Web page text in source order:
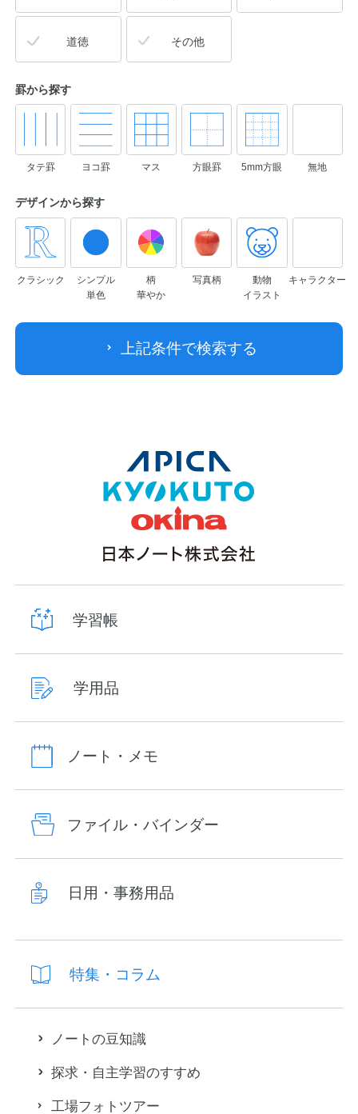
道徳 その他
罫から探す
タテ罫 ヨコ罫 マス 方眼罫 5mm方眼 無地
デザインから探す
クラシック
シンプル
単色
柄
華やか
写真柄
動物
イラスト
キャラクター
上記条件で検索する
学習帳
学用品
ノート・メモ
ファイル・バインダー
日用・事務用品
特集・コラム
ノートの豆知識
探求・自主学習のすすめ
工場フォトツアー